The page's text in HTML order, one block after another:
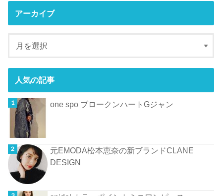
アーカイブ
人気の記事
one spo ブロークンハートGジャン
元EMODA松本恵奈の新ブランドCLANE
DESIGN